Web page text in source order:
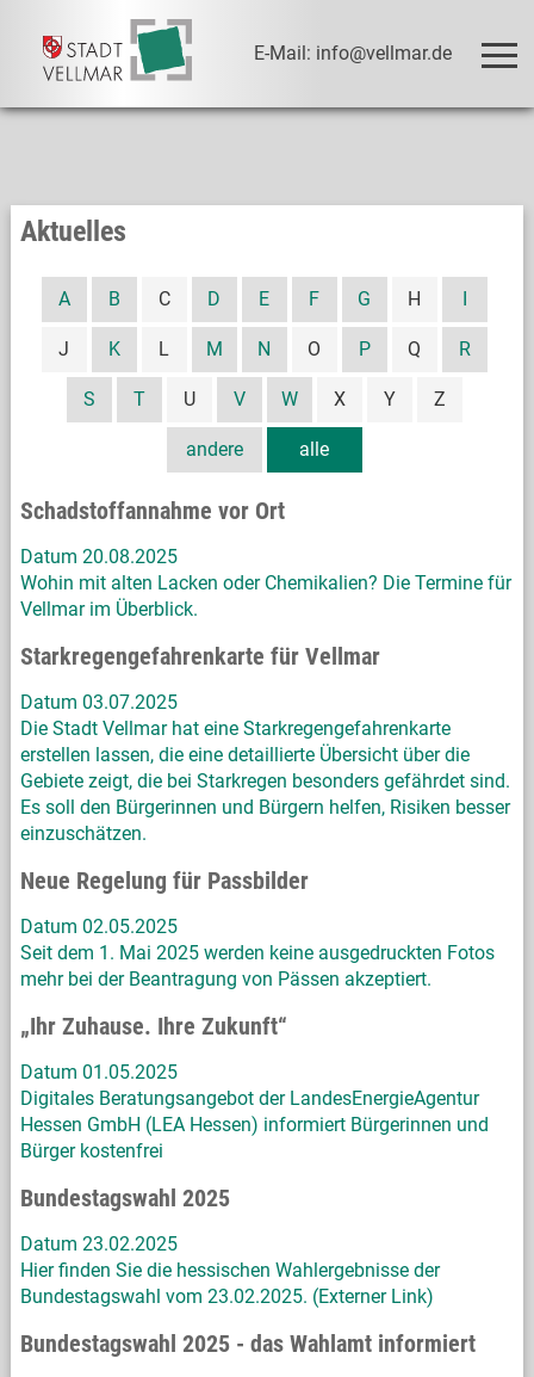
E-Mail: info@vellmar.de
Aktuelles
alle
A B C D E F G H I
J K L M N O P Q R
S T U V W X Y Z
andere
Schadstoffannahme vor Ort
Datum 20.08.2025
Wohin mit alten Lacken oder Chemikalien? Die Termine für
Vellmar im Überblick.
Starkregengefahrenkarte für Vellmar
Datum 03.07.2025
Die Stadt Vellmar hat eine Starkregengefahrenkarte
erstellen lassen, die eine detaillierte Übersicht über die
Gebiete zeigt, die bei Starkregen besonders gefährdet sind.
Es soll den Bürgerinnen und Bürgern helfen, Risiken besser
einzuschätzen.
Neue Regelung für Passbilder
Datum 02.05.2025
Seit dem 1. Mai 2025 werden keine ausgedruckten Fotos
mehr bei der Beantragung von Pässen akzeptiert.
„Ihr Zuhause. Ihre Zukunft“
Datum 01.05.2025
Digitales Beratungsangebot der LandesEnergieAgentur
Hessen GmbH (LEA Hessen) informiert Bürgerinnen und
Bürger kostenfrei
Bundestagswahl 2025
Datum 23.02.2025
Hier finden Sie die hessischen Wahlergebnisse der
Bundestagswahl vom 23.02.2025. (Externer Link)
Bundestagswahl 2025 - das Wahlamt informiert